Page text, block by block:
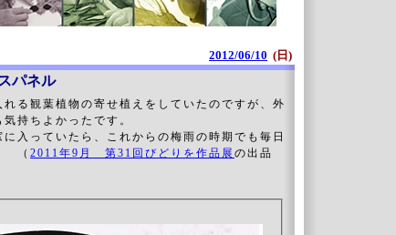
2012/06/10 (日)
パネル
る観葉植物の寄せ植えをしていたのですが、外
持ちよかったです。
入っていたら、これからの梅雨の時期でも毎日
（ 2011年9月 第31回びどりを作品展 の出品